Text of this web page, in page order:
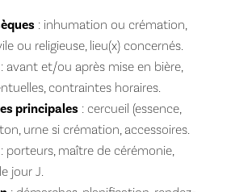
: inhumation ou crémation,
ou religieuse, lieu(x) concernés.
avant et/ou après mise en bière,
contraintes horaires.
principales : cercueil (essence,
urne si crémation, accessoires.
: porteurs, maître de cérémonie,
jour J.